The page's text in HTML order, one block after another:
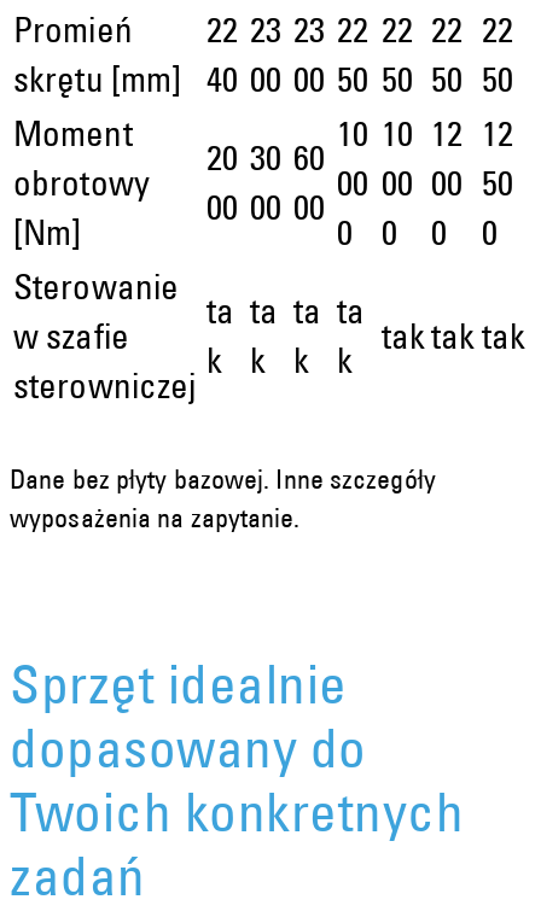
Promień
skrętu [mm]
22
40
23
00
23
00
22
50
22
50
22
50
22
50
Moment
obrotowy
[Nm]
20
00
30
00
60
00
10
00
0
10
00
0
12
00
0
12
50
0
Sterowanie
w szafie
sterowniczej
ta
k
ta
k
ta
k
ta
k
taktak tak
Dane bez płyty bazowej. Inne szczegóły
wyposażenia na zapytanie.
Sprzęt idealnie
dopasowany do
Twoich konkretnych
zadań